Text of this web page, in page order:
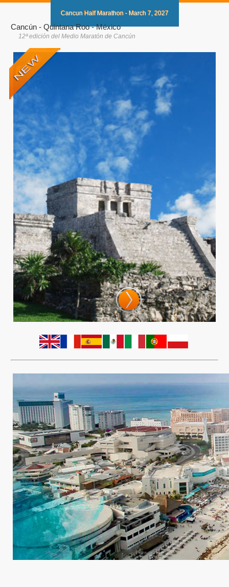
Cancun Half Marathon - March 7, 2027
Cancún - Quintana Roo - México
12ª edición del Medio Maratón de Cancún